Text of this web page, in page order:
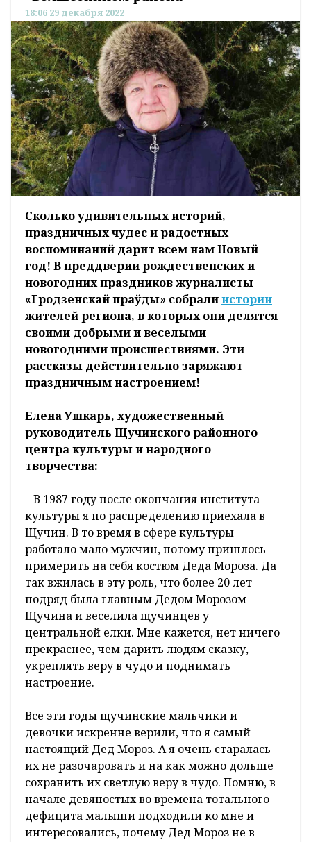
18:06 29 декабря 2022
Сколько удивительных историй,
праздничных чудес и радостных
воспоминаний дарит всем нам Новый
год! В преддверии рождественских и
новогодних праздников журналисты
«Гродзенскай праўды» собралиистории
жителей региона, в которых они делятся
своими добрыми и веселыми
новогодними происшествиями. Эти
рассказы действительно заряжают
праздничным настроением!
Елена Ушкарь, художественный
руководитель Щучинского районного
центра культуры и народного
творчества:
– В 1987 году после окончания института
культуры я по распределению приехала в
Щучин. В то время в сфере культуры
работало мало мужчин, потому пришлось
примерить на себя костюм Деда Мороза. Да
так вжилась в эту роль, что более 20 лет
подряд была главным Дедом Морозом
Щучина и веселила щучинцев у
центральной елки. Мне кажется, нет ничего
прекраснее, чем дарить людям сказку,
укреплять веру в чудо и поднимать
настроение.
Все эти годы щучинские мальчики и
девочки искренне верили, что я самый
настоящий Дед Мороз. А я очень старалась
их не разочаровать и на как можно дольше
сохранить их светлую веру в чудо. Помню, в
начале девяностых во времена тотального
дефицита малыши подходили ко мне и
интересовались, почему Дед Мороз не в